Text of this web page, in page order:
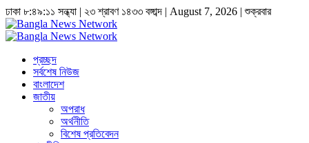
ঢাকা ৮:৪৯:১১ সন্ধ্যা | ২৩ শ্রাবণ ১৪৩৩ বঙ্গাব্দ | August 7, 2026 |শুক্রবার
প্রচ্ছদ
সর্বশেষ নিউজ
বাংলাদেশ
জাতীয়
অপরাধ
অর্থনীতি
বিশেষ প্রতিবেদন